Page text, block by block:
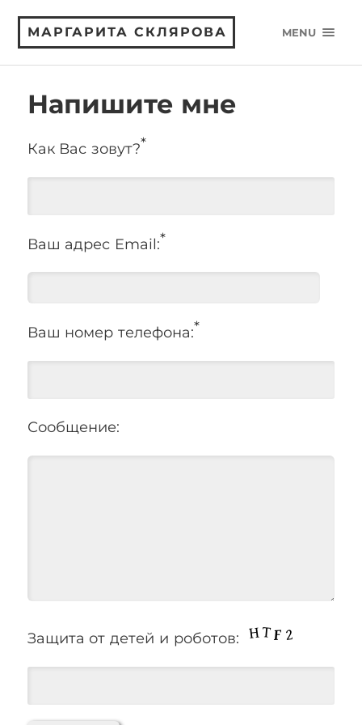
МАРГАРИТА СКЛЯРОВА MENU
Напишите мне
Как Вас зовут?*
Ваш адрес Email:*
Ваш номер телефона:*
Сообщение:
Защита от детей и роботов: